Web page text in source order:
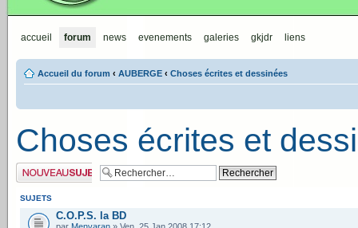
accueil forum news evenements galeries gkjdr liens
Accueil du forum ‹ AUBERGE ‹ Choses écrites et dessinées
Choses écrites et
Publier un nouveau
sujet
SUJETS
C.O.P.S. la BD